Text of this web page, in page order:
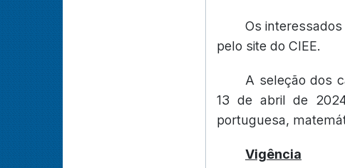
Os
pelo site do CIEE.
A seleção dos
13 de abril de
portuguesa,
Vigência